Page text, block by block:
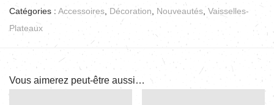
Catégories : Accessoires Décoration Nouveautés Vaisselles-
Plateaux
Vous aimerez peut-être aussi…